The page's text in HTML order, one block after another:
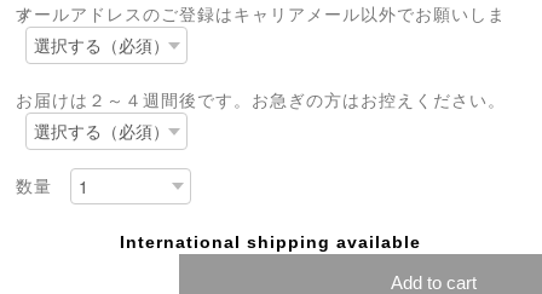
メールアドレスのご登録はキャリアメール以外でお願いします
お届けは２～４週間後です。お急ぎの方はお控えください。
数量
International shipping available
Add to cart